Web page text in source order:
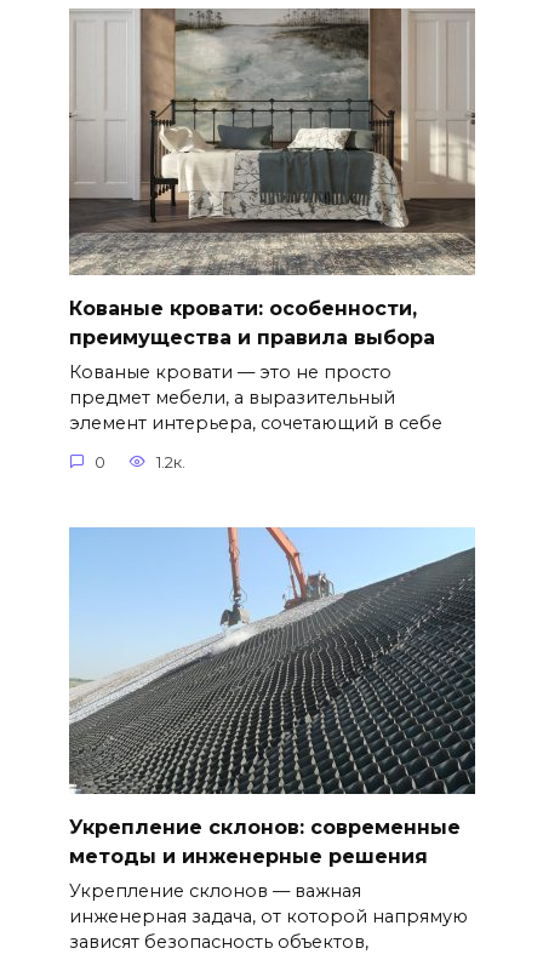
Кованые кровати: особенности,
преимущества и правила выбора
Кованые кровати — это не просто
предмет мебели, а выразительный
элемент интерьера, сочетающий в себе
0 1.2к.
Укрепление склонов: современные
методы и инженерные решения
Укрепление склонов — важная
инженерная задача, от которой напрямую
зависят безопасность объектов,